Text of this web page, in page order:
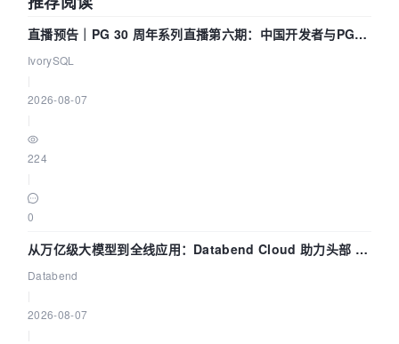
直播预告｜PG 30 周年系列直播第六期：中国开发者与PG内
核——我们改得动吗？我们贡献了什么？
IvorySQL
2026-08-07
224
0
从万亿级大模型到全线应用：Databend Cloud 助力头部 AI
企业构建全链路 Trace 数据管道
Databend
2026-08-07